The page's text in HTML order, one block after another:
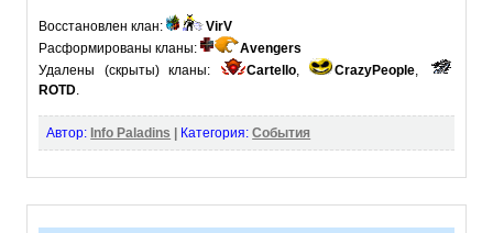
Восстановлен клан:
VirV
Расформированы кланы:
Avengers
Удалены (скрыты) кланы:
Cartello, CrazyPeople,
ROTD.
Автор: Info Paladins Категория: События